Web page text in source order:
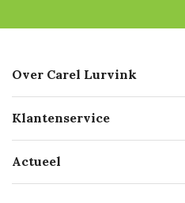
Over Carel Lurvink
Geschiedenis
Missie
Klantenservice
Bezorgen
Actueel